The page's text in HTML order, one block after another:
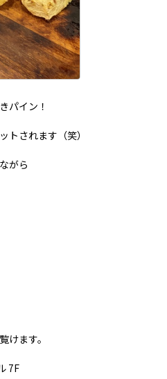
パイン！
トされます（笑）
がら
けます。
7F